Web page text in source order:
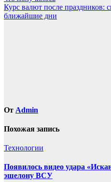
по
записям
Курс валют после праздников:
ближайшие дни
От Admin
Похожая запись
Технологии
Появилось видео удара
эшелону ВСУ